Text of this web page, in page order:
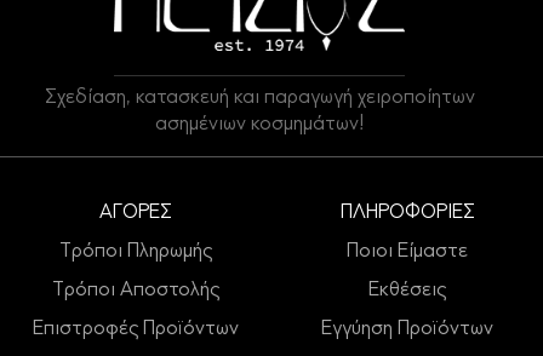
Σχεδίαση, κατασκευή και παραγωγή χειροποίητων
ασημένιων κοσμημάτων!
ΑΓΟΡΕΣ
Τρόποι Πληρωμής
Τρόποι Αποστολής
Επιστροφές Προϊόντων
ΠΛΗΡΟΦΟΡΙΕΣ
Ποιοι Είμαστε
Εκθέσεις
Εγγύηση Προϊόντων